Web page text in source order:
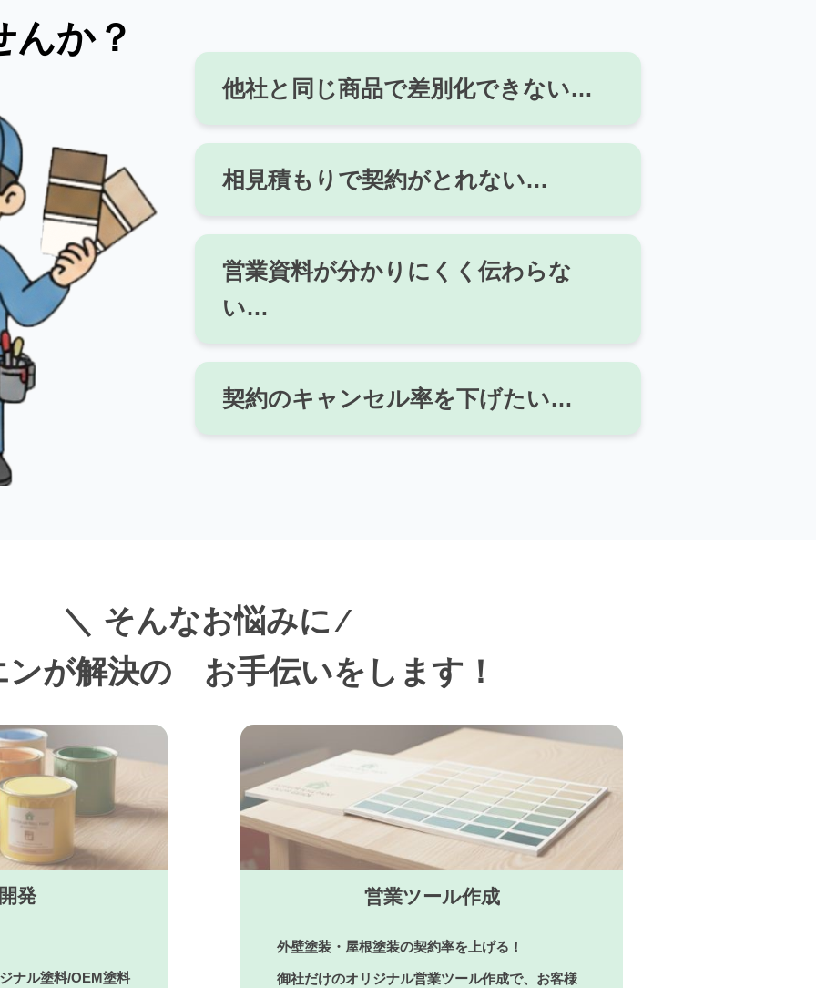
んか？
他社と同じ商品で差別化できない…
相見積もりで契約がとれない…
営業資料が分かりにくく伝わらな
い…
契約のキャンセル率を下げたい…
＼ そんなお悩みに ∕
ンが解決の お手伝いをします！
発
ナル塗料/OEM塗料
営業ツール作成
外壁塗装・屋根塗装の契約率を上げる！
御社だけのオリジナル営業ツール作成で、お客様